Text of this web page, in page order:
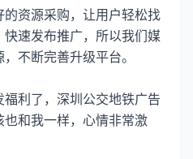
资源采购，让用户轻松找
速发布推广，所以我们媒
不断完善升级平台。
利了，深圳公交地铁广告
和我一样，心情非常激